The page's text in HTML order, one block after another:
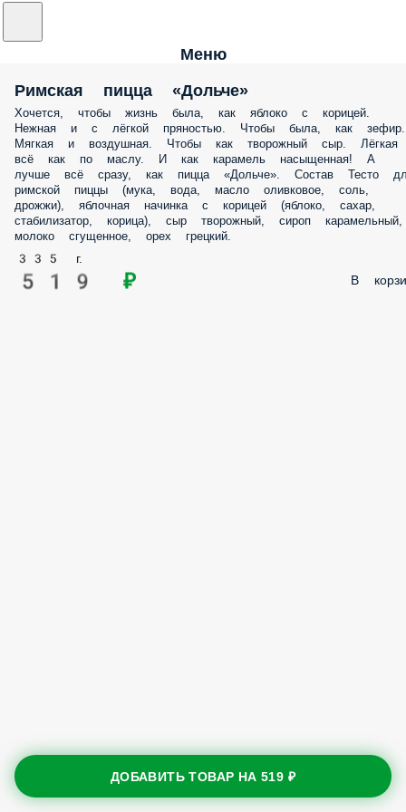
Меню
Римская пицца «Дольче»
Хочется, чтобы жизнь была, как яблоко с корицей.
Нежная и с лёгкой пряностью. Чтобы была, как зефир.
Мягкая и воздушная. Чтобы как творожный сыр.
всё как по маслу. И как карамель насыщенная! А
лучше всё сразу, как пицца «Дольче». Состав Тесто
римской пиццы (мука, вода, масло оливковое, соль,
дрожжи), яблочная начинка с корицей (яблоко, сахар,
стабилизатор, корица), сыр творожный, сироп карамельный,
молоко сгущенное, орех грецкий.
335 г.
519 ₽ В
ДОБАВИТЬ ТОВАР НА519 ₽